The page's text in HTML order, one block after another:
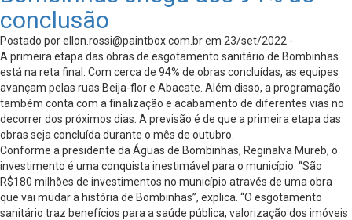
conclusão
Postado porellon.rossi@paintbox.com.brem 23/set/2022 -
A primeira etapa das obras de esgotamento sanitário de Bombinhas
está na reta final. Com cerca de 94% de obras concluídas, as equipes
avançam pelas ruas Beija-flor e Abacate. Além disso, a programação
também conta com a finalização e acabamento de diferentes vias no
decorrer dos próximos dias. A previsão é de que a primeira etapa das
obras seja concluída durante o mês de outubro.
Conforme a presidente da Águas de Bombinhas, Reginalva Mureb, o
investimento é uma conquista inestimável para o município. “São
R$180 milhões de investimentos no município através de uma obra
que vai mudar a história de Bombinhas”, explica. “O esgotamento
sanitário traz benefícios para a saúde pública, valorização dos imóveis